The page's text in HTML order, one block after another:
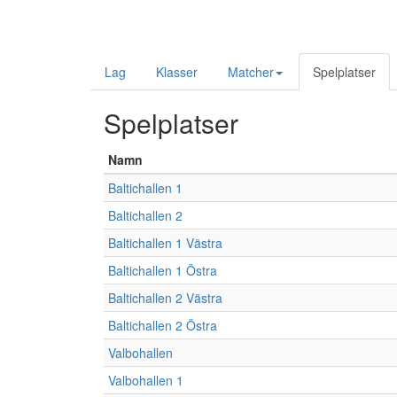
Lag Klasser Matcher Spelplatser
Spelplatser
Namn
Baltichallen 1
Baltichallen 2
Baltichallen 1 Västra
Baltichallen 1 Östra
Baltichallen 2 Västra
Baltichallen 2 Östra
Valbohallen
Valbohallen 1